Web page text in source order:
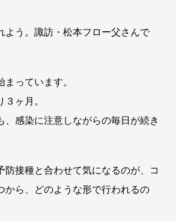
よう。諏訪・松本フロー父さんで
っています。
３ヶ月。
、感染に注意しながらの毎日が続き
防接種と合わせて気になるのが、コ
から、どのような形で行われるの